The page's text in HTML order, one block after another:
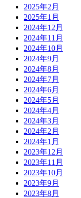
2025年2月
2025年1月
2024年12月
2024年11月
2024年10月
2024年9月
2024年8月
2024年7月
2024年6月
2024年5月
2024年4月
2024年3月
2024年2月
2024年1月
2023年12月
2023年11月
2023年10月
2023年9月
2023年8月